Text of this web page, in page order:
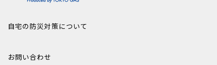
自宅の防災対策について
お問い合わせ